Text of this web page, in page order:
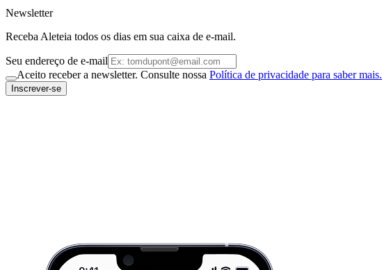
Newsletter
Receba Aleteia todos os dias em sua caixa de e-mail.
Seu endereço de e-mail
Aceito receber a newsletter. Consulte nossa Política de privacidade para saber mais.
Inscrever-se